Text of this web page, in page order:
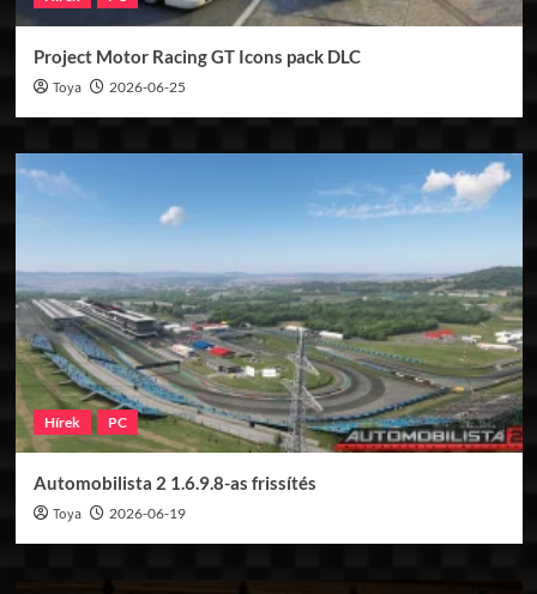
Project Motor Racing GT Icons pack DLC
Toya 2026-06-25
Hírek PC
Automobilista 2 1.6.9.8-as frissítés
Toya 2026-06-19